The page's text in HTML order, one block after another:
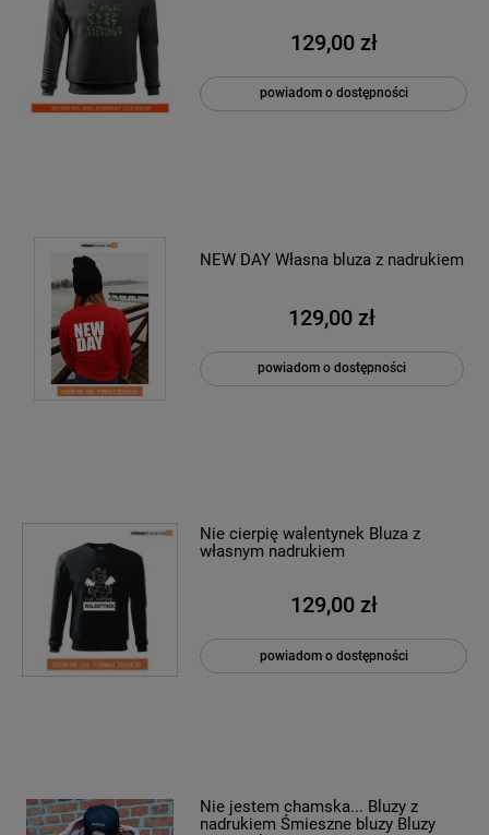
129,00 zł
powiadom o dostępności
NEW DAY Własna bluza z nadrukiem
129,00 zł
powiadom o dostępności
Nie cierpię walentynek Bluza z
własnym nadrukiem
129,00 zł
powiadom o dostępności
Nie jestem chamska... Bluzy z
nadrukiem Śmieszne bluzy Bluzy